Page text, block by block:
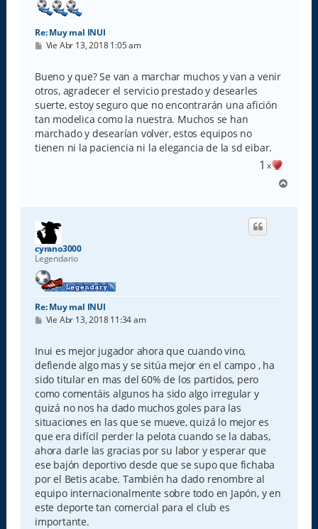
Re: Muy mal INUI
M
s
a
j
e
Vie Abr 13, 2018 1:05 am
Bueno y que? Se van a marchar muchos y van a venir
otros, agradecer el servicio prestado y desearles
suerte, estoy seguro que no encontrarán una afición
tan modelica como la nuestra. Muchos se han
marchado y desearían volver, estos equipos no
tienen ni la paciencia ni la elegancia de la sd eibar.
1 x
r
cyrano3000
Legendario
Re: Muy mal INUI
M
s
a
j
e
Vie Abr 13, 2018 11:34 am
Inui es mejor jugador ahora que cuando vino,
defiende algo mas y se sitúa mejor en el campo , ha
sido titular en mas del 60% de los partidos, pero
como comentáis algunos ha sido algo irregular y
quizá no nos ha dado muchos goles para las
situaciones en las que se mueve, quizá lo mejor es
que era difícil perder la pelota cuando se la dabas,
ahora darle las gracias por su labor y esperar que
ese bajón deportivo desde que se supo que fichaba
por el Betis acabe. También ha dado renombre al
equipo internacionalmente sobre todo en Japón, y en
este deporte tan comercial para el club es
importante.